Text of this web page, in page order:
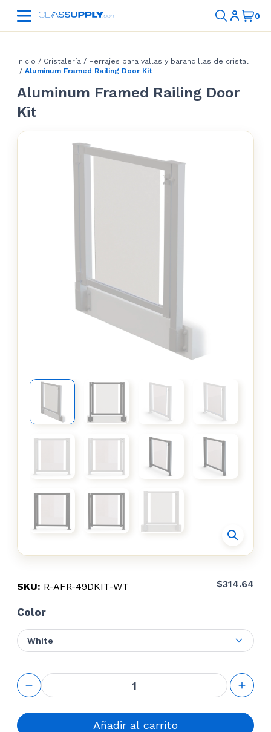
Inicio / Cristalería / Herrajes para vallas y barandillas de cristal
/ Aluminum Framed Railing Door Kit
Aluminum Framed Railing Door
Kit
SKU: R-AFR-49DKIT-WT $314.64
Color
White
Aluminum
Framed
Railing
Door Kit
Añadir al carrito